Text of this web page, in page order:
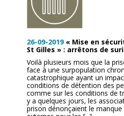
26-09-2019 « Mise en
St Gilles » : arrêtons de
Voilà plusieurs mois que la
face à une surpopulation
catastrophique ayant un
conditions de détention des
comme sur les conditions de
y a quelques jours, les
prison dénonçaient le manque